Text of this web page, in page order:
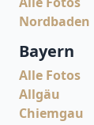
Nordbaden
Bayern
Alle Fotos
Allgäu
Chiemgau